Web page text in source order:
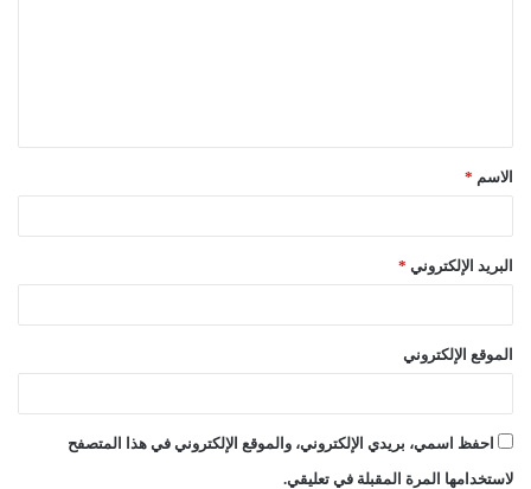
ق
*الاسم *
البريد الإلكتروني *
الموقع الإلكتروني
احفظ اسمي، بريدي الإلكتروني، والموقع الإلكتروني في هذا المتصفح
لاستخدامها المرة المقبلة في تعليقي.